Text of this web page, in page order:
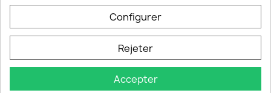
INFORMATIONS 
VOTRE COMPTE 
Configurer
Rejeter
Accepter